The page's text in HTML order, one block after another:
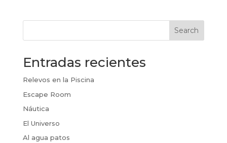
Search
Entradas recientes
Relevos en la Piscina
Escape Room
Náutica
El Universo
Al agua patos